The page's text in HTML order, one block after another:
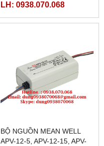
LH: 0938.070.068
BỘ NGUỒN MEAN WELL
APV-12-5, APV-12-15, APV-